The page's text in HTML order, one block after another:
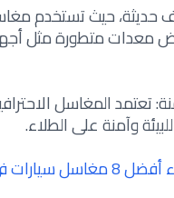
حديثة، حيث تستخدم
معدات متطورة مثل
تعتمد المغاسل
وآمنة على الطلاء.
سيارات في الكويت